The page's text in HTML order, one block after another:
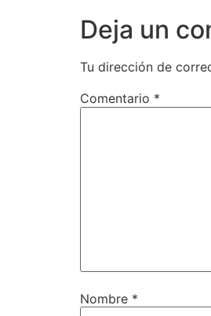
Deja un
Tu dirección de
Comentario *
Nombre *